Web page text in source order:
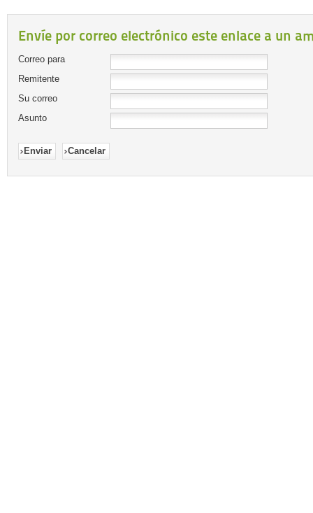
Envíe por correo electrónico este enlace a un
Correo para
Remitente
Su correo
Asunto
Enviar Cancelar